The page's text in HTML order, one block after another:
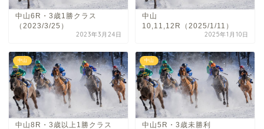
中山6R・3歳1勝クラス
（2023/3/25）
2023年3月24日
中山
10,11,12R（2025/1/11）
2025年1月10日
中山
中山8R・3歳以上1勝クラス
中山
中山5R・3歳未勝利